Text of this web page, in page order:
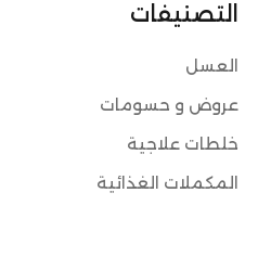
التصنيفات
العسل
عروض و حسومات
خلطات علاجية
المكملات الغذائية